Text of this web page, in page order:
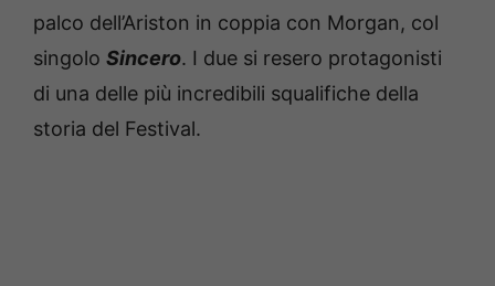
palco dell’Ariston in coppia con Morgan, col
singolo Sincero. I due si resero protagonisti
di una delle più incredibili squalifiche della
storia del Festival.